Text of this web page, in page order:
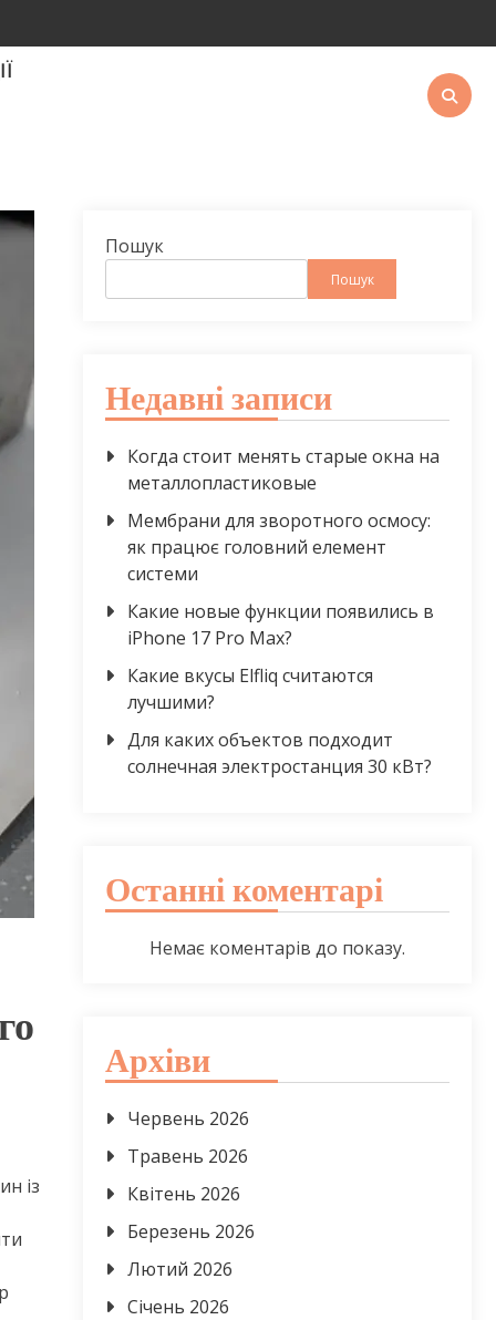
із
Пошук
Пошук
Недавні записи
Когда стоит менять старые окна на
металлопластиковые
Мембрани для зворотного осмосу:
як працює головний елемент
системи
Какие новые функции появились в
iPhone 17 Pro Max?
Какие вкусы Elfliq считаются
лучшими?
Для каких объектов подходит
солнечная электростанция 30 кВт?
Останні коментарі
Немає коментарів до показу.
Архіви
Червень 2026
Травень 2026
Квітень 2026
Березень 2026
Лютий 2026
Січень 2026